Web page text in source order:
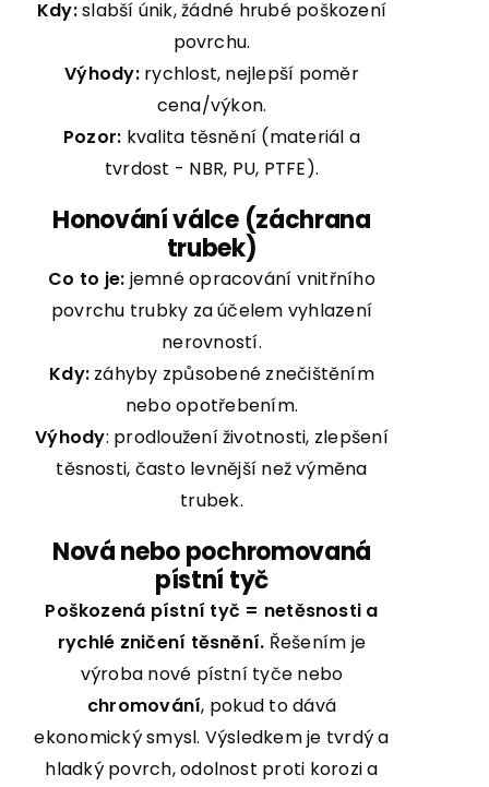
Kdy:slabší únik, žádné hrubé poškození
povrchu.
Výhody:rychlost, nejlepší poměr
cena/výkon.
Pozor: kvalita těsnění (materiál a
tvrdost - NBR, PU, PTFE).
Honování válce (záchrana
trubek)
Co to je: jemné opracování vnitřního
povrchu trubky za účelem vyhlazení
nerovností.
Kdy: záhyby způsobené znečištěním
nebo opotřebením.
Výhody: prodloužení životnosti, zlepšení
těsnosti, často levnější než výměna
trubek.
Nová nebo pochromovaná
pístní tyč
Poškozená pístní tyč = netěsnosti a
rychlé zničení těsnění. Řešením je
výroba nové pístní tyče nebo
chromování, pokud to dává
ekonomický smysl. Výsledkem je tvrdý a
hladký povrch, odolnost proti korozi a